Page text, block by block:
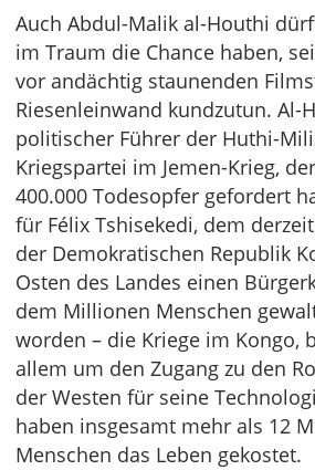
Auch Abdul-Malik al-Houthi
im Traum die Chance haben,
vor andächtig staunenden
Riesenleinwand kundzutun. Al-
politischer Führer der Huthi-
Kriegspartei im Jemen-Krieg,
400.000 Todesopfer gefordert
für Félix Tshisekedi, dem
der Demokratischen Republik
Osten des Landes einen
dem Millionen Menschen
worden – die Kriege im Kongo,
allem um den Zugang zu den
der Westen für seine
haben insgesamt mehr als 12
Menschen das Leben gekostet.